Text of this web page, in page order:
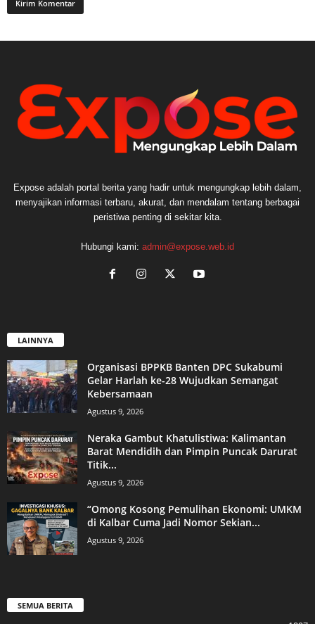
Expose adalah portal berita yang hadir untuk mengungkap lebih dalam,
menyajikan informasi terbaru, akurat, dan mendalam tentang berbagai
peristiwa penting di sekitar kita.
Hubungi kami: admin@expose.web.id
LAINNYA
Organisasi BPPKB Banten DPC Sukabumi
Gelar Harlah ke-28 Wujudkan Semangat
Kebersamaan
Agustus 9, 2026
Neraka Gambut Khatulistiwa: Kalimantan
Barat Mendidih dan Pimpin Puncak Darurat
Titik...
Agustus 9, 2026
“Omong Kosong Pemulihan Ekonomi: UMKM
di Kalbar Cuma Jadi Nomor Sekian...
Agustus 9, 2026
SEMUA BERITA